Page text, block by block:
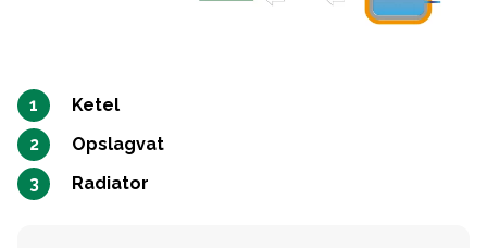
Ketel
Opslagvat
Radiator